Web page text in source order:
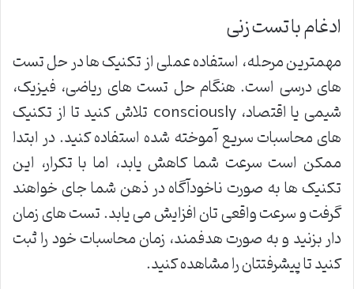
ادغام با تست زنی
مهمترین مرحله، استفاده عملی از تکنیک ها در حل تست
های درسی است. هنگام حل تست های ریاضی، فیزیک،
شیمی یا اقتصاد، consciously تلاش کنید تا از تکنیک
های محاسبات سریع آموخته شده استفاده کنید. در ابتدا
ممکن است سرعت شما کاهش یابد، اما با تکرار، این
تکنیک ها به صورت ناخودآگاه در ذهن شما جای خواهند
گرفت و سرعت واقعی تان افزایش می یابد. تست های زمان
دار بزنید و به صورت هدفمند، زمان محاسبات خود را ثبت
کنید تا پیشرفتتان را مشاهده کنید.